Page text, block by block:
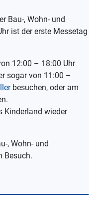
Bau-, Wohn- und
ist der erste Messetag
12:00 – 18:00 Uhr
sogar von 11:00 –
besuchen, oder am
Kinderland wieder
, Wohn- und
Besuch.